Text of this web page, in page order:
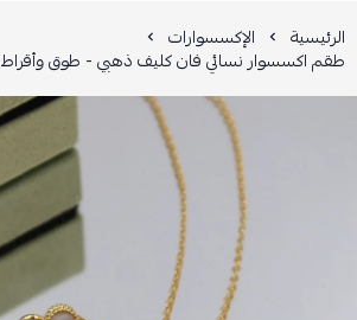
الرئيسية الإكسسوارات
طقم اكسسوار نسائي فان كليف ذهبي - طوق وأقراط